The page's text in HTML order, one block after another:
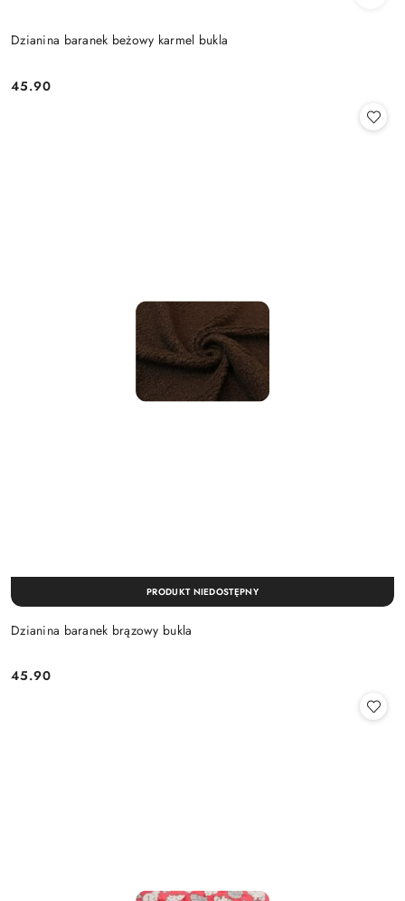
Dzianina baranek beżowy karmel bukla
Cena:
45.90
Dzianina baranek brązowy bukla
Cena:
45.90
PRODUKT NIEDOSTĘPNY